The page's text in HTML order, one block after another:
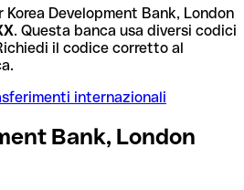
Development Bank, London
. Questa banca usa diversi codici
il codice corretto al
internazionali
Bank, London